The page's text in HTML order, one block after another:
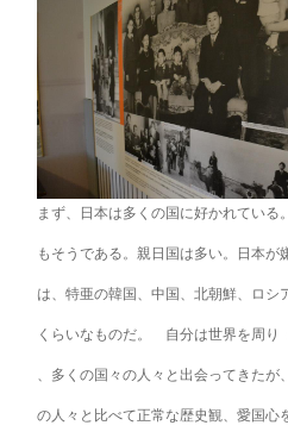
まず、日本は多くの国に好かれている
もそうである。親日国は多い。日本が
は、特亜の韓国、中国、北朝鮮、ロシ
くらいなものだ。 自分は世界を周り
、多くの国々の人々と出会ってきたが
の人々と比べて正常な歴史観、愛国